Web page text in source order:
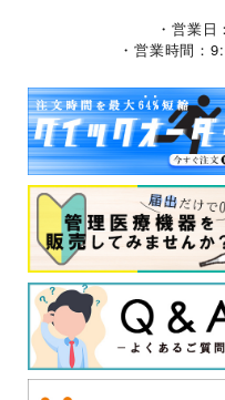
・営業日
・営業時間：